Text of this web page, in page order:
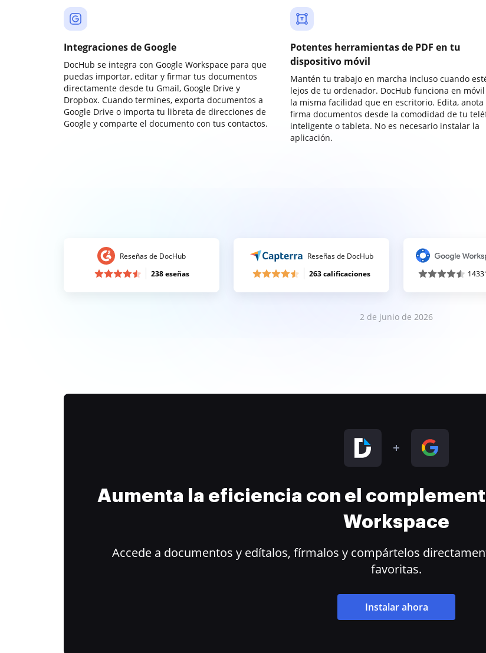
Integraciones de Google
DocHub se integra con Google Workspace para que
puedas importar, editar y firmar tus documentos
directamente desde tu Gmail, Google Drive y
Dropbox. Cuando termines, exporta documentos a
Google Drive o importa tu libreta de direcciones de
Google y comparte el documento con tus contactos.
Potentes herramientas de PDF en tu
dispositivo móvil
Mantén tu trabajo en marcha incluso cuando
lejos de tu ordenador. DocHub funciona en móvil
la misma facilidad que en escritorio. Edita, anota
firma documentos desde la comodidad de tu
inteligente o tableta. No es necesario instalar la
aplicación.
Reseñas de DocHub
238 eseñas
Reseñas de DocHub
263 calificaciones
2 de junio de 2026
Aumenta la eficiencia con el
Workspace
Accede a documentos y edítalos, fírmalos y compártelos
favoritas.
Instalar ahora